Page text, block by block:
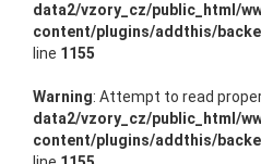
data2/vzory_cz/public_html/
content/plugins/addthis/
line 1155
Warning: Attempt to read
data2/vzory_cz/public_html/
content/plugins/addthis/